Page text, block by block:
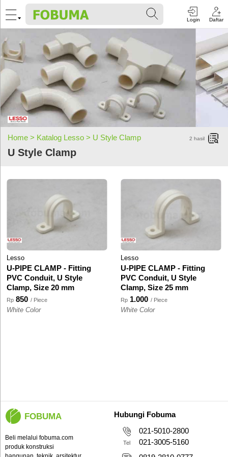
Login Daftar
Home > Katalog Lesso > U Style Clamp
U Style Clamp
2 hasil
Lesso
U-PIPE CLAMP - Fitting
PVC Conduit, U Style
Clamp, Size 20 mm
Rp 850 / Piece
White Color
Lesso
U-PIPE CLAMP - Fitting
PVC Conduit, U Style
Clamp, Size 25 mm
Rp 1.000 / Piece
White Color
FOBUMA
Beli melalui fobuma.com
produk konstruksi
Hubungi Fobuma
Tel
021-5010-2800
021-3005-5160